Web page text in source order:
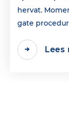
hervat.
gate
Lees